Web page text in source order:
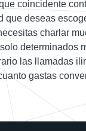
coincidente
que deseas
charlar
determinados
las llamadas
gastas